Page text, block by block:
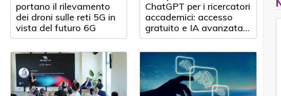
portano il rilevamento
dei droni sulle reti 5G in
vista del futuro 6G
ChatGPT per i ricercatori
accademici: accesso
gratuito e IA avanzata
per 100.000 scienziati